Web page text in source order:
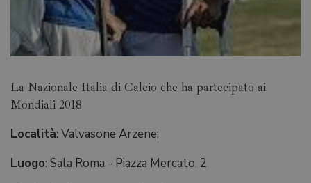
La Nazionale Italia di Calcio che ha partecipato ai
Mondiali 2018
Località: Valvasone Arzene;
Luogo: Sala Roma - Piazza Mercato, 2